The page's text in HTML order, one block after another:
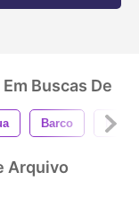
Buscas De
Barco
Arquivo